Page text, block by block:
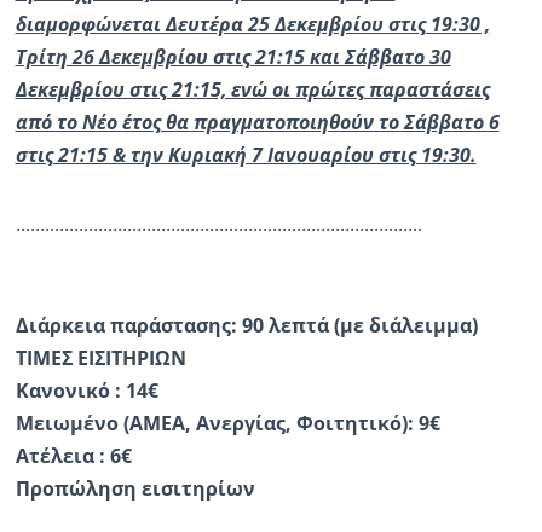
διαμορφώνεται Δευτέρα 25 Δεκεμβρίου στις 19:30 ,
Τρίτη 26 Δεκεμβρίου στις 21:15 και Σάββατο 30
Δεκεμβρίου στις 21:15, ενώ οι πρώτες παραστάσεις
από το Νέο έτος θα πραγματοποιηθούν το Σάββατο 6
στις 21:15 & την Κυριακή 7 Ιανουαρίου στις 19:30.
....................................................................................
Διάρκεια παράστασης: 90 λεπτά (με διάλειμμα)
ΤΙΜΕΣ ΕΙΣΙΤΗΡΙΩΝ
Κανονικό : 14€
Μειωμένο (ΑΜΕΑ, Ανεργίας, Φοιτητικό): 9€
Ατέλεια : 6€
Προπώληση εισιτηρίων